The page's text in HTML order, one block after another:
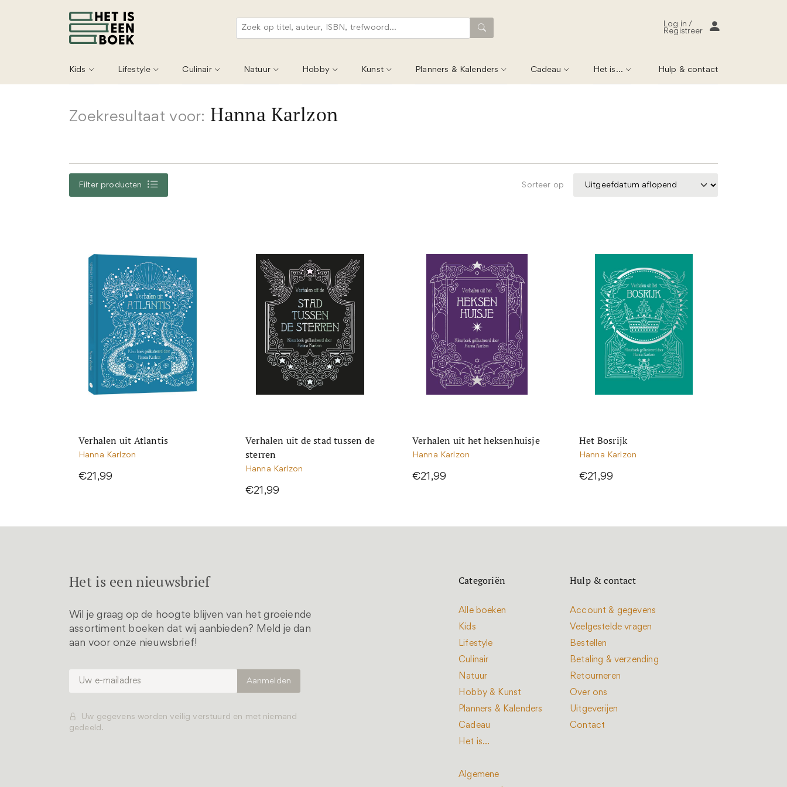
Log in /
Registreer
Kids Lifestyle Culinair Natuur Hobby Kunst Planners & Kalenders Cadeau Het is... Hulp & contact
Zoekresultaat voor: Hanna Karlzon
Filter producten Sorteer op
Verhalen uit Atlantis
Hanna Karlzon
€21,99
Verhalen uit de stad tussen de
sterren
Hanna Karlzon
€21,99
Verhalen uit het heksenhuisje
Hanna Karlzon
€21,99
Het Bosrijk
Hanna Karlzon
€21,99
Het is een nieuwsbrief
Wil je graag op de hoogte blijven van het groeiende
assortiment boeken dat wij aanbieden? Meld je dan
aan voor onze nieuwsbrief!
Uw gegevens worden veilig verstuurd en met niemand
gedeeld.
Categoriën
Alle boeken
Kids
Lifestyle
Culinair
Natuur
Hobby & Kunst
Planners & Kalenders
Cadeau
Het is...
Algemene
Hulp & contact
Account & gegevens
Veelgestelde vragen
Bestellen
Betaling & verzending
Retourneren
Over ons
Uitgeverijen
Contact